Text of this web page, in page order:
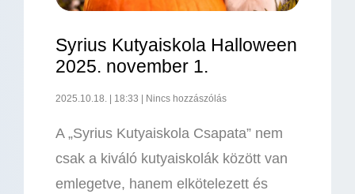
Syrius Kutyaiskola Halloween
2025. november 1.
2025.10.18. 18:33 Nincs hozzászólás
A „Syrius Kutyaiskola Csapata” nem
csak a kiváló kutyaiskolák között van
emlegetve, hanem elkötelezett és